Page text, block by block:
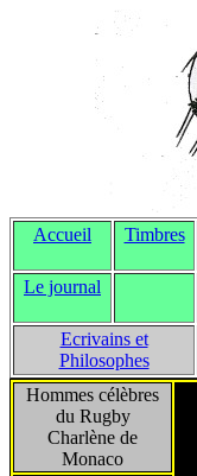
Accueil Timbres
Le journal
Ecrivains et
Philosophes
Hommes célèbres
du Rugby
Charlène de
Monaco